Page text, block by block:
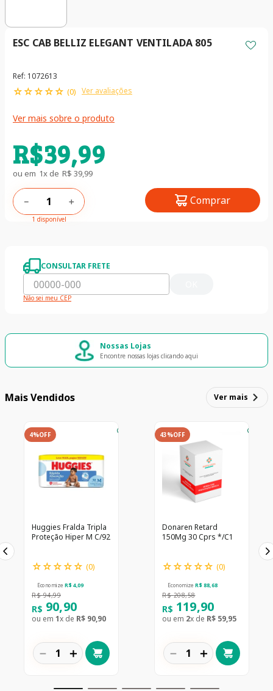
ESC CAB BELLIZ ELEGANT VENTILADA 805
Ref: 1072613
☆☆☆☆☆ (0) Ver avaliações
Ver mais sobre o produto
R$39,99
ou em 1x de R$ 39,99
＋
－
1 disponível
Comprar
CONSULTAR FRETE
Não sei meu CEP
Nossas Lojas
Encontre nossas lojas clicando aqui
Mais Vendidos Ver mais
4%OFF
Huggies Fralda Tripla
Proteção Hiper M C/92
☆☆☆☆☆ (0)
Economize R$ 4,09
R$ 94,99
R$ 90,90
ou em 1x de R$ 90,90
＋
－
43%OFF
Donaren Retard
150Mg 30 Cprs */C1
☆☆☆☆☆ (0)
Economize R$ 88,68
R$ 208,58
R$ 119,90
ou em 2x de R$ 59,95
＋
－